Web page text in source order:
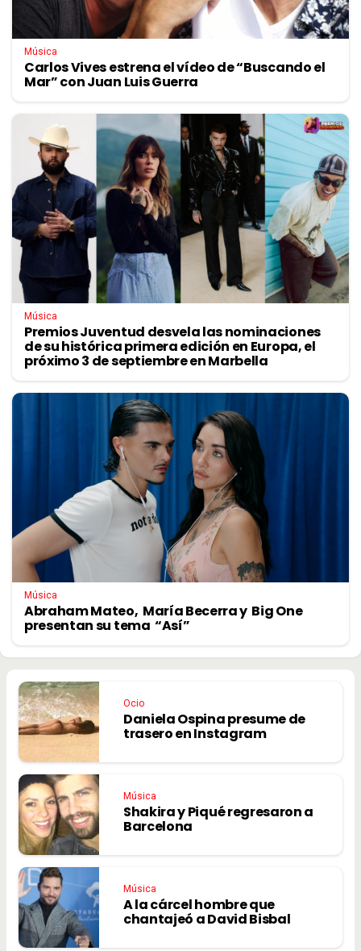
Música
Carlos Vives estrena el vídeo de “Buscando el
Mar” con Juan Luis Guerra
Música
Premios Juventud desvela las nominaciones
de su histórica primera edición en Europa, el
próximo 3 de septiembre en Marbella
Música
Abraham Mateo, María Becerra y Big One
presentan su tema “Así”
Ocio
Daniela Ospina presume de
trasero en Instagram
Música
Shakira y Piqué regresaron a
Barcelona
Música
A la cárcel hombre que
chantajeó a David Bisbal